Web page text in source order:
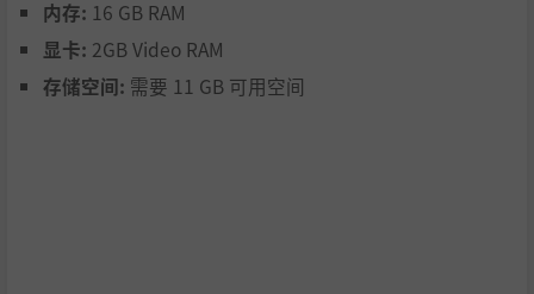
内存: 16 GB RAM
显卡: 2GB Video RAM
存储空间: 需要 11 GB 可用空间